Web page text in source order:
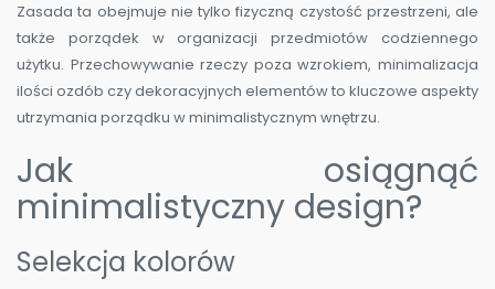
Zasada ta obejmuje nie tylko fizyczną czystość przestrzeni, ale
także porządek w organizacji przedmiotów codziennego
użytku. Przechowywanie rzeczy poza wzrokiem, minimalizacja
ilości ozdób czy dekoracyjnych elementów to kluczowe aspekty
utrzymania porządku w minimalistycznym wnętrzu.
Jak osiągnąć
minimalistyczny design?
Selekcja kolorów